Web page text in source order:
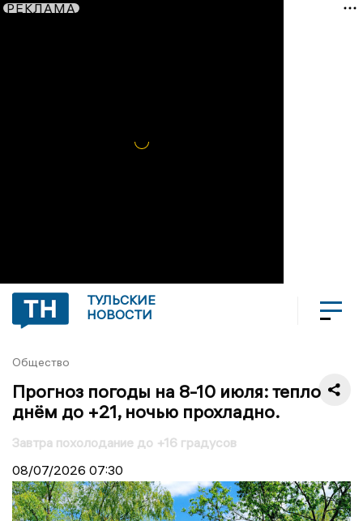
РЕКЛАМА
ТУЛЬСКИЕ
НОВОСТИ
Общество
Прогноз погоды на 8-10 июля: тепло
днём до +21, ночью прохладно.
Завтра похолодание до +16 градусов
08/07/2026 07:30